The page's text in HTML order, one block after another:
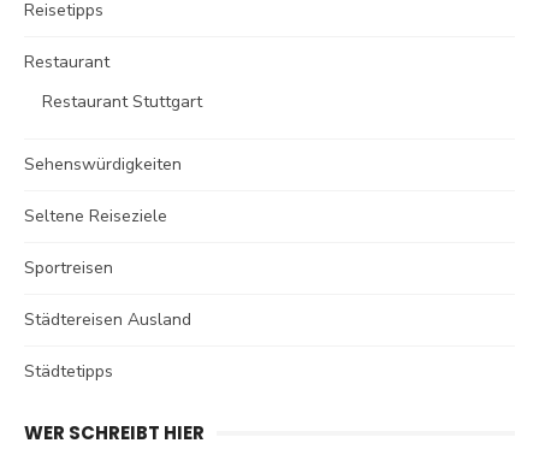
Reisetipps
Restaurant
Restaurant Stuttgart
Sehenswürdigkeiten
Seltene Reiseziele
Sportreisen
Städtereisen Ausland
Städtetipps
WER SCHREIBT HIER